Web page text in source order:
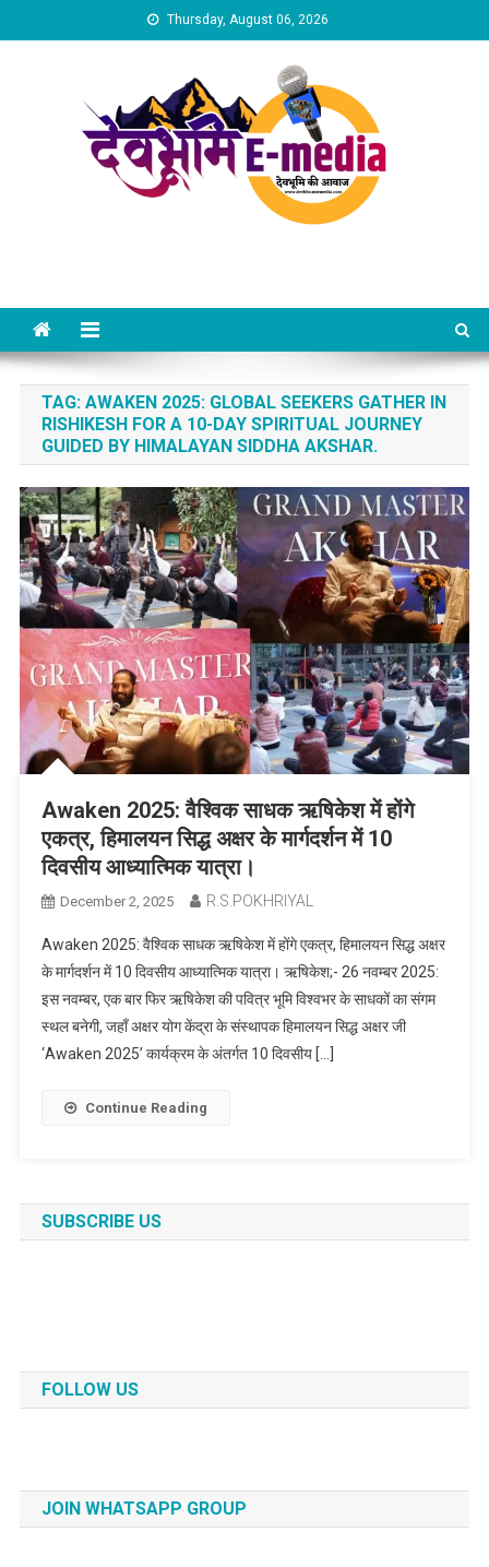
to
Thursday, August 06, 2026
TAG: AWAKEN 2025: GLOBAL SEEKERS GATHER IN
RISHIKESH FOR A 10-DAY SPIRITUAL JOURNEY
GUIDED BY HIMALAYAN SIDDHA AKSHAR.
Awaken 2025: वैश्विक साधक ऋषिकेश में होंगे
एकत्र, हिमालयन सिद्ध अक्षर के मार्गदर्शन में 10
दिवसीय आध्यात्मिक यात्रा।
December 2, 2025 R.S.POKHRIYAL
Awaken 2025: वैश्विक साधक ऋषिकेश में होंगे एकत्र, हिमालयन सिद्ध अक्षर
के मार्गदर्शन में 10 दिवसीय आध्यात्मिक यात्रा। ऋषिकेश;- 26 नवम्बर 2025:
इस नवम्बर, एक बार फिर ऋषिकेश की पवित्र भूमि विश्वभर के साधकों का संगम
स्थल बनेगी, जहाँ अक्षर योग केंद्रा के संस्थापक हिमालयन सिद्ध अक्षर जी
‘Awaken 2025’ कार्यक्रम के अंतर्गत 10 दिवसीय […]
Continue Reading
SUBSCRIBE US
FOLLOW US
JOIN WHATSAPP GROUP